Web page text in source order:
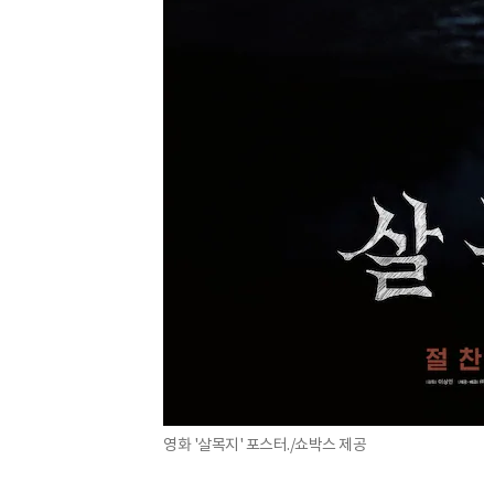
영화 '살목지' 포스터./쇼박스 제공